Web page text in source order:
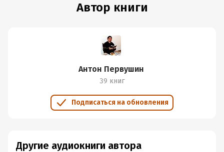
Автор книги
Антон Первушин
39 книг
Подписаться на обновления
Другие аудиокниги автора